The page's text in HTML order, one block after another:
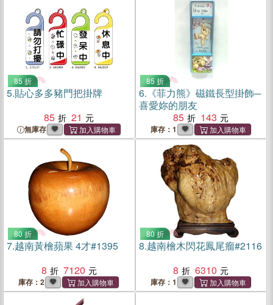
85 折
5.貼心多多豬門把掛牌
85
21
無庫存
85 折
6. 《菲力熊》磁鐵長型掛飾─
喜愛妳的朋友
85
143
庫存：1
80 折
7.越南黃檜蘋果 4才#1395
8
7120
庫存：2
80 折
8.越南檜木閃花鳳尾瘤#2116
8
6310
庫存：1